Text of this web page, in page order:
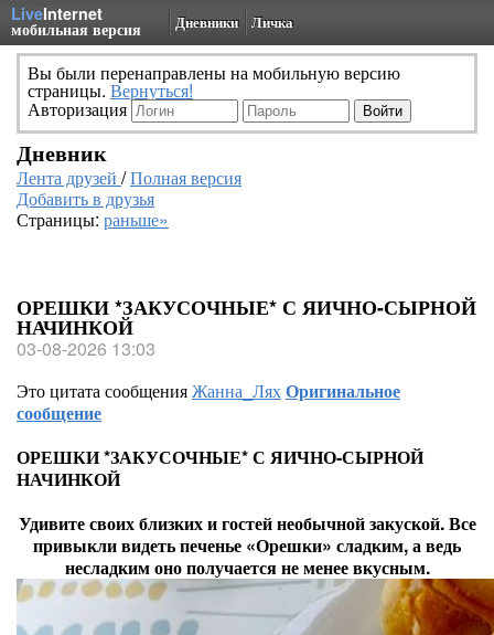
LiveInternet
мобильная версия Дневники Личка
Вы были перенаправлены на мобильную версию
страницы. Вернуться!
Авторизация
Дневник
Лента друзей /Полная версия
Добавить в друзья
Страницы: раньше»
ОРЕШКИ *ЗАКУСОЧНЫЕ* С ЯИЧНО-СЫРНОЙ
НАЧИНКОЙ
03-08-2026 13:03
Это цитата сообщенияЖанна_ЛяхОригинальное
сообщение
ОРЕШКИ *ЗАКУСОЧНЫЕ* С ЯИЧНО-СЫРНОЙ
НАЧИНКОЙ
Удивите своих близких и гостей необычной закуской. Все
привыкли видеть печенье «Орешки» сладким, а ведь
несладким оно получается не менее вкусным.